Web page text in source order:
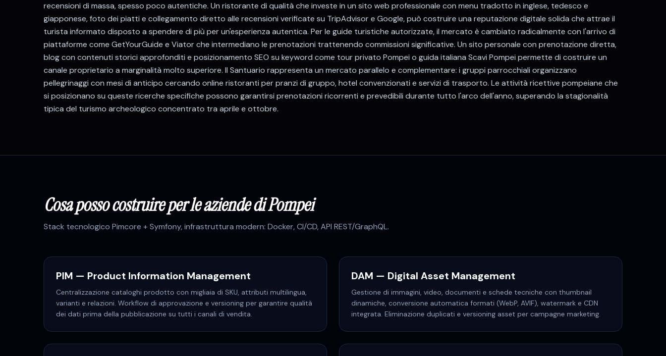
recensioni di massa, spesso poco autentiche. Un ristorante di qualità che investe in un sito web professionale con menu tradotto in inglese, tedesco e
giapponese, foto dei piatti e collegamento diretto alle recensioni verificate su TripAdvisor e Google, può costruire una reputazione digitale solida che attrae il
turista informato disposto a spendere di più per un'esperienza autentica. Per le guide turistiche autorizzate, il mercato è cambiato radicalmente con l'arrivo di
piattaforme come GetYourGuide e Viator che intermediano le prenotazioni trattenendo commissioni significative. Un sito personale con prenotazione diretta,
blog con contenuti storici approfonditi e posizionamento SEO su keyword come tour privato Pompei o guida italiana Scavi Pompei permette di costruire un
canale proprietario a marginalità molto superiore. Il Santuario rappresenta un mercato parallelo e complementare: i gruppi parrocchiali organizzano
pellegrinaggi con mesi di anticipo cercando online ristoranti per pranzi di gruppo, hotel convenzionati e servizi di trasporto. Le attività ricettive pompeiane che
si posizionano su queste ricerche specifiche possono garantirsi prenotazioni ricorrenti e prevedibili durante tutto l'arco dell'anno, superando la stagionalità
tipica del turismo archeologico concentrato tra aprile e ottobre.
Cosa posso costruire per le aziende diPompei
Stack tecnologico Pimcore + Symfony, infrastruttura modern: Docker, CI/CD, API REST/GraphQL.
PIM — Product Information Management
Centralizzazione cataloghi prodotto con migliaia di SKU, attributi multilingua,
varianti e relazioni. Workflow di approvazione e versioning per garantire qualità
dei dati prima della pubblicazione su tutti i canali di vendita.
DAM — Digital Asset Management
Gestione di immagini, video, documenti e schede tecniche con thumbnail
dinamiche, conversione automatica formati (WebP, AVIF), watermark e CDN
integrata. Eliminazione duplicati e versioning asset per campagne marketing.